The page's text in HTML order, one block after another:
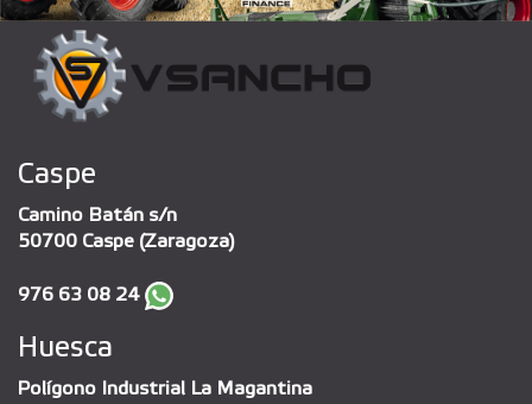
Caspe
Camino Batán s/n
50700 Caspe (Zaragoza)
976 63 08 24
Huesca
Polígono Industrial La Magantina